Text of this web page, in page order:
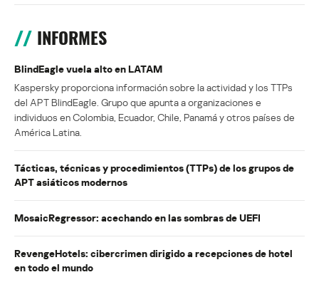
INFORMES
BlindEagle vuela alto en LATAM
Kaspersky proporciona información sobre la actividad y los TTPs
del APT BlindEagle. Grupo que apunta a organizaciones e
individuos en Colombia, Ecuador, Chile, Panamá y otros países de
América Latina.
Tácticas, técnicas y procedimientos (TTPs) de los grupos de
APT asiáticos modernos
MosaicRegressor: acechando en las sombras de UEFI
RevengeHotels: cibercrimen dirigido a recepciones de hotel
en todo el mundo